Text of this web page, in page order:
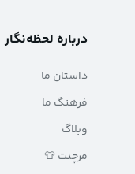
درباره لحظه‌نگار
داستان ما
فرهنگ ما
وبلاگ
مرچنت 👕